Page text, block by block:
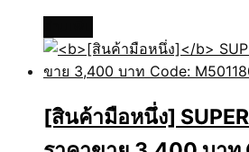
[สินค้ามือหนึ่ง]